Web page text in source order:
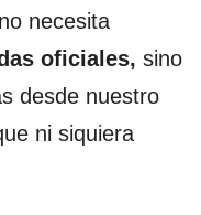
necesita
oficiales, sino
desde nuestro
ni siquiera